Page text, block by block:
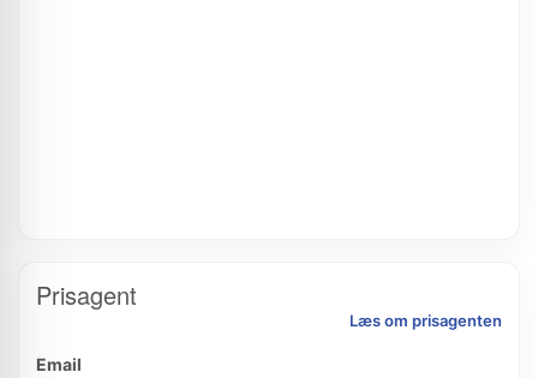
Prisagent
Læs om prisagenten
Email